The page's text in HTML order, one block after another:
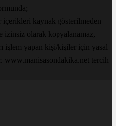
içerikleri kaynak gösterilmeden
izinsiz olarak kopyalanamaz,
işlem yapan kişi/kişiler için yasal
www.manisasondakika.net tercih